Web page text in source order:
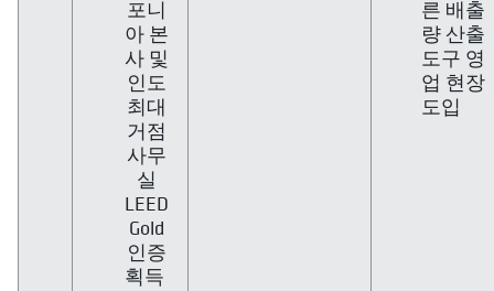
포니
아 본
사 및
인도
최대
거점
사무
실
LEED
Gold
인증
획득
른 배출
량 산출
도구 영
업 현장
도입